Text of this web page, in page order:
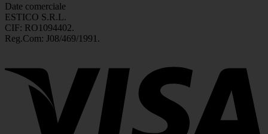
Date comerciale
ESTICO S.R.L.
CIF: RO1094402.
Reg.Com: J08/469/1991.